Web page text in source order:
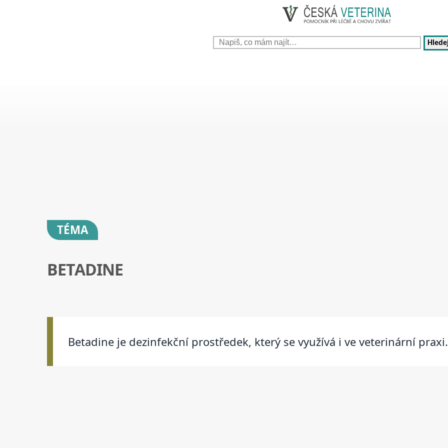
TÉMA
BETADINE
Betadine je dezinfekční prostředek, který se využívá i ve veterinární praxi.